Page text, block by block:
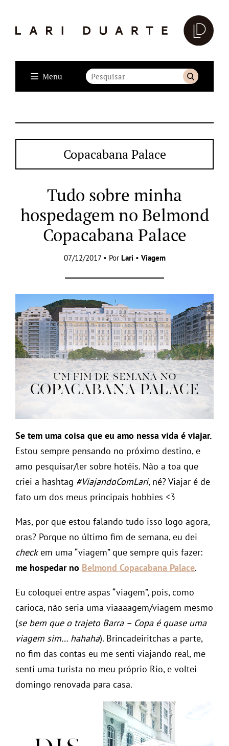
Menu
Copacabana Palace
Tudo sobre minha
hospedagem no Belmond
Copacabana Palace
07/12/2017 • Por Lari • Viagem
Se tem uma coisa que eu amo nessa vida é viajar.
Estou sempre pensando no próximo destino, e
amo pesquisar/ler sobre hotéis. Não a toa que
criei a hashtag #ViajandoComLari, né? Viajar é de
fato um dos meus principais hobbies <3
Mas, por que estou falando tudo isso logo agora,
oras? Porque no último fim de semana, eu dei
checkem uma “viagem” que sempre quis fazer:
me hospedar no Belmond Copacabana Palace.
Eu coloquei entre aspas “viagem”, pois, como
carioca, não seria uma viaaaagem/viagem mesmo
(se bem que o trajeto Barra – Copa é quase uma
viagem sim… hahaha). Brincadeiritchas a parte,
no fim das contas eu me senti viajando real, me
senti uma turista no meu próprio Rio, e voltei
domingo renovada para casa.